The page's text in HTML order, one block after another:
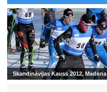
Skandināvijas Kauss 2012, Madona